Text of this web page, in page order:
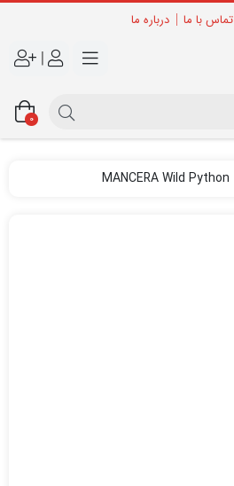
تماس با ما درباره ما
|
0
MANCERA Wild Python